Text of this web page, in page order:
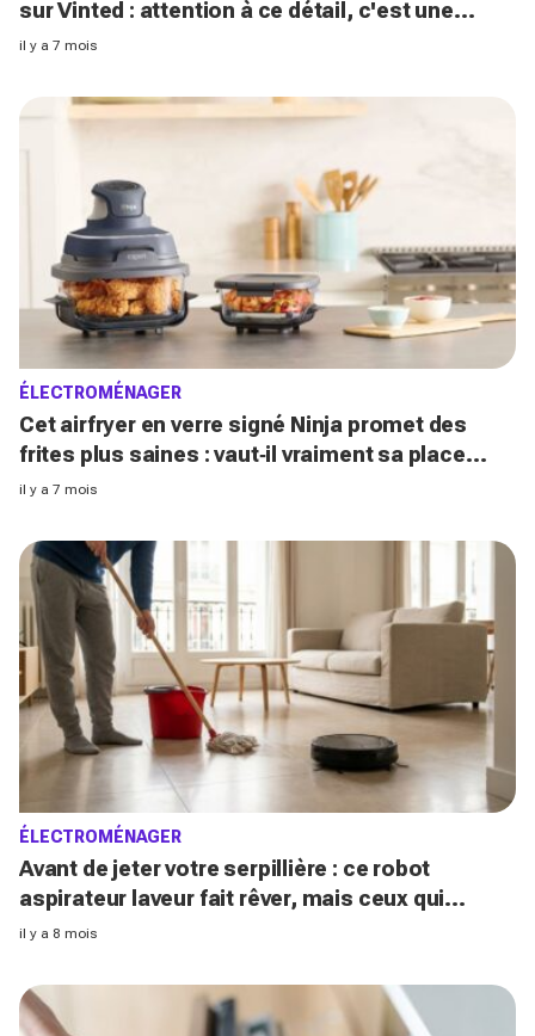
sur Vinted : attention à ce détail, c'est une
arnaque très bien ficelée
il y a 7 mois
ÉLECTROMÉNAGER
Cet airfryer en verre signé Ninja promet des
frites plus saines : vaut‑il vraiment sa place
dans votre cuisine ?
il y a 7 mois
ÉLECTROMÉNAGER
Avant de jeter votre serpillière : ce robot
aspirateur laveur fait rêver, mais ceux qui
l’utilisent au quotidien nuancent
il y a 8 mois